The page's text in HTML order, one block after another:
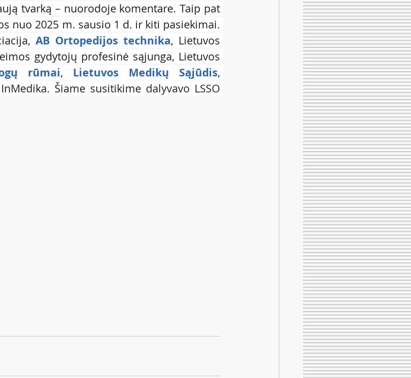
tvarką – nuorodoje komentare. Taip pat
nuo 2025 m. sausio 1 d. ir kiti pasiekimai.
AB Ortopedijos technika, Lietuvos
gydytojų profesinė sąjunga, Lietuvos
rūmai, Lietuvos Medikų Sąjūdis,
Šiame susitikime dalyvavo LSSO